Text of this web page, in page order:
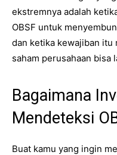
ekstremnya adalah
OBSF untuk
dan ketika kewajiban itu
saham perusahaan bisa
Bagaimana
Mendeteksi
Buat kamu yang ingin